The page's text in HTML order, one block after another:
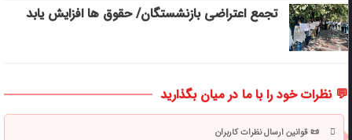
تجمع اعتراضی بازنشستگان/ حقوق ها افزایش یابد
💬 نظرات خود را با ما در میان بگذارید
📜 قوانین ارسال نظرات کاربران